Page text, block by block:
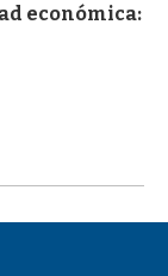
económica: